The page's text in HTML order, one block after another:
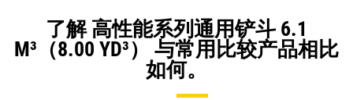
了解 高性能系列通用铲斗 6.1
M³（8.00 YD³） 与常用比较产品相比
如何。